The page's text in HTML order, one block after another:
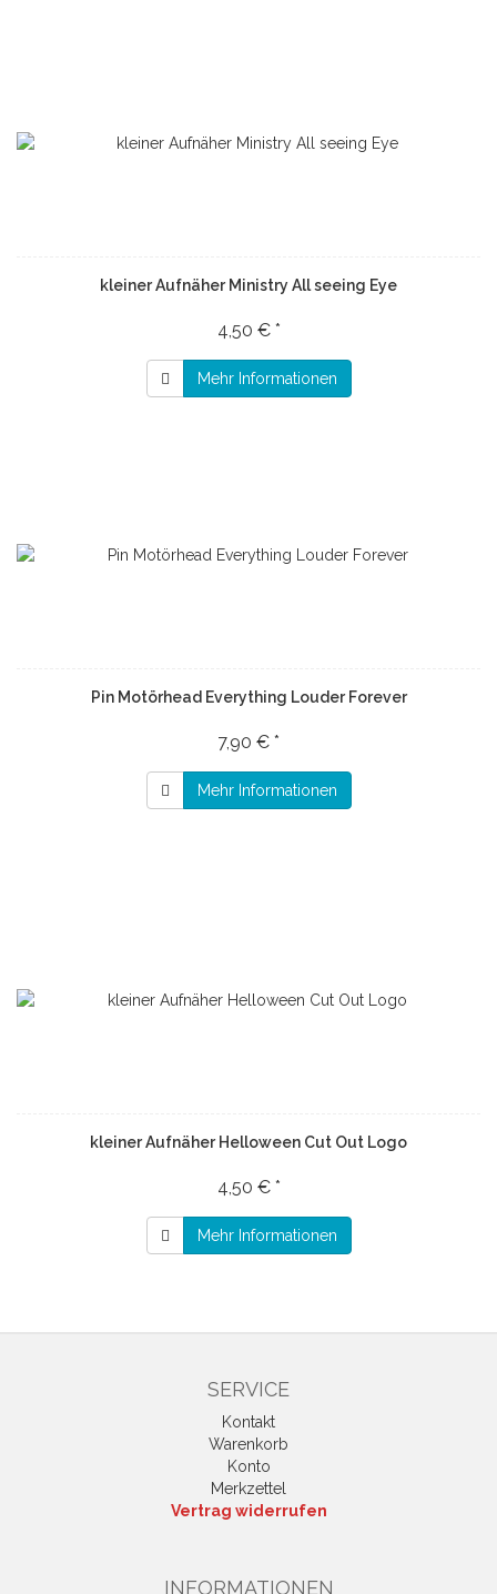
kleiner Aufnäher Ministry All seeing Eye
4,50 € *
Mehr Informationen
Pin Motörhead Everything Louder Forever
7,90 € *
Mehr Informationen
kleiner Aufnäher Helloween Cut Out Logo
4,50 € *
Mehr Informationen
SERVICE
Kontakt
Warenkorb
Konto
Merkzettel
Vertrag widerrufen
INFORMATIONEN